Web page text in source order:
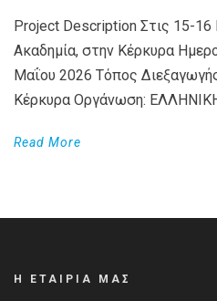
Project Description Στις 15-16
Ακαδημία, στην Κέρκυρα
Μαΐου 2026 Τόπος
Κέρκυρα Οργάνωση:
Read More
Η ΕΤΑΙΡΙΑ ΜΑΣ